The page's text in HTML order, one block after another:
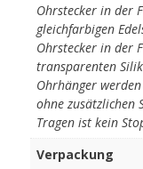
Ohrstecker in der
gleichfarbigen
Ohrstecker in der
transparenten
Ohrhänger
ohne zusätzlichen
Tragen ist kein
Verpackung